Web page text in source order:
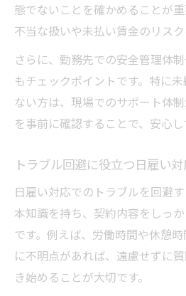
トラブル防止のため
日雇い契約の例外規
日雇いで安全な契約を
態でないことを確かめることが重
不当な扱いや未払い賃金のリスク
さらに、勤務先での安全管理体
もチェックポイントです。特に
ない方は、現場でのサポート体
を事前に確認することで、安心し
トラブル回避に役立つ日雇い
日雇い対応でのトラブルを回避
本知識を持ち、契約内容をしっ
です。例えば、労働時間や休憩
に不明点があれば、遠慮せずに
き始めることが大切です。